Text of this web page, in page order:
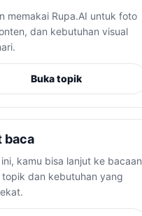
memakai Rupa.AI untuk foto
dan kebutuhan visual
Buka topik
baca
kamu bisa lanjut ke bacaan
dan kebutuhan yang